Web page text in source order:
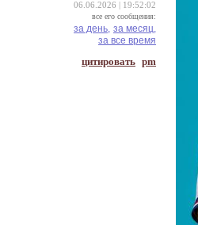
06.06.2026 | 19:52:02
все его сообщения:
за день, за месяц,
за все время
цитировать pm